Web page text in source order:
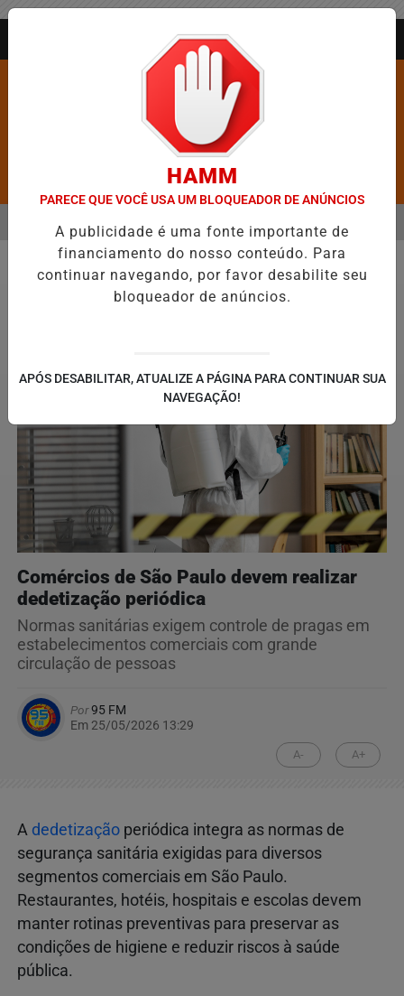
Pesquisar Notícia
EVANGÉLICO EM JEQUIÉ E REFORÇA PROGRAMAÇÃO COM
EM ALTA
MENU
Geral
Comércios de São Paulo devem realizar
dedetização periódica
Normas sanitárias exigem controle de pragas em
estabelecimentos comerciais com grande
circulação de pessoas
Por95 FM
Em 25/05/2026 13:29
A- A+
A dedetização periódica integra as normas de
segurança sanitária exigidas para diversos
segmentos comerciais em São Paulo.
Restaurantes, hotéis, hospitais e escolas devem
manter rotinas preventivas para preservar as
condições de higiene e reduzir riscos à saúde
pública.
HAMM
PARECE QUE VOCÊ USA UM BLOQUEADOR DE ANÚNCIOS
A publicidade é uma fonte importante de
financiamento do nosso conteúdo. Para
continuar navegando, por favor desabilite seu
bloqueador de anúncios.
APÓS DESABILITAR, ATUALIZE A PÁGINA PARA CONTINUAR SUA
NAVEGAÇÃO!